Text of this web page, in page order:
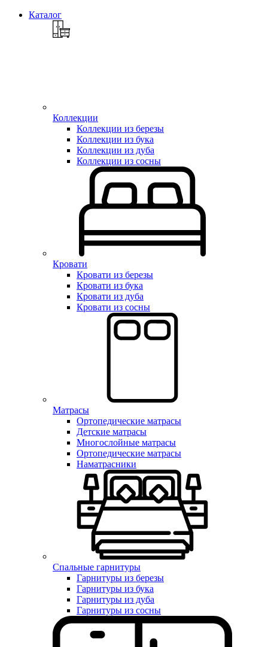
Каталог
Коллекции
Коллекции из березы
Коллекции из бука
Коллекции из дуба
Коллекции из сосны
Кровати
Кровати из березы
Кровати из бука
Кровати из дуба
Кровати из сосны
Матрасы
Ортопедические матрасы
Детские матрасы
Многослойные матрасы
Ортопедические матрасы
Наматрасники
Спальные гарнитуры
Гарнитуры из березы
Гарнитуры из бука
Гарнитуры из дуба
Гарнитуры из сосны